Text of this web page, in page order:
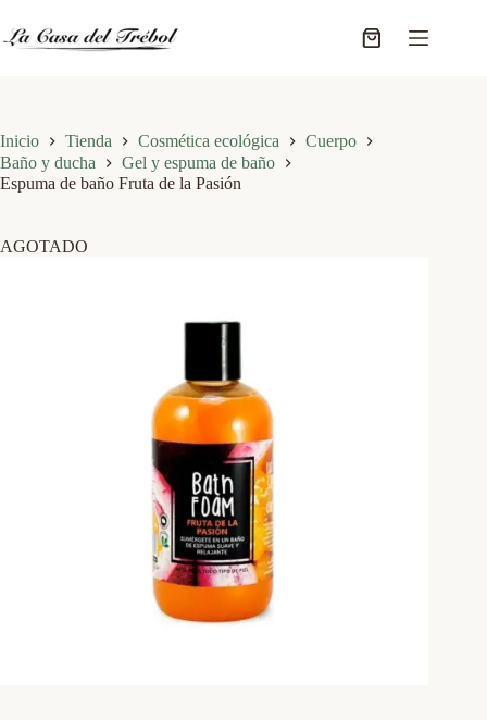
contenido
Carro
Inicio Tienda Cosmética ecológica
Cuerpo
Baño y ducha
Gel y espuma de baño
Espuma de baño Fruta de la Pasión
AGOTADO